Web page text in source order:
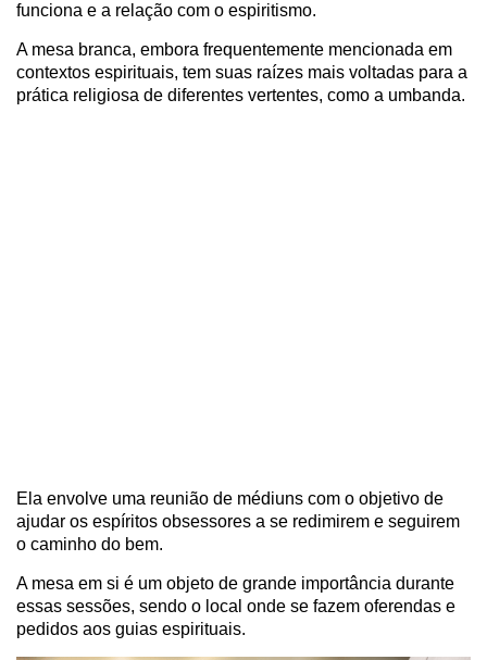
funciona e a relação com o espiritismo.
A mesa branca, embora frequentemente mencionada em
contextos espirituais, tem suas raízes mais voltadas para a
prática religiosa de diferentes vertentes, como a umbanda.
Ela envolve uma reunião de médiuns com o objetivo de
ajudar os espíritos obsessores a se redimirem e seguirem
o caminho do bem.
A mesa em si é um objeto de grande importância durante
essas sessões, sendo o local onde se fazem oferendas e
pedidos aos guias espirituais.